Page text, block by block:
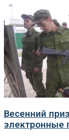
Весенний
электронные